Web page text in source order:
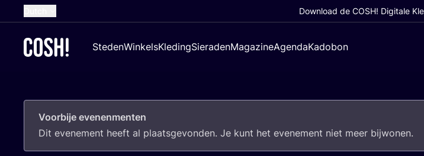
French
German
Croatian
Download de COSH! Digitale
StedenWinkelsKledingSieradenMagazineAgendaKadobon
Voorbije evenenmenten
Dit eve­ne­ment heeft al plaats­ge­von­den. Je kunt het eve­ne­ment niet meer bijwonen.